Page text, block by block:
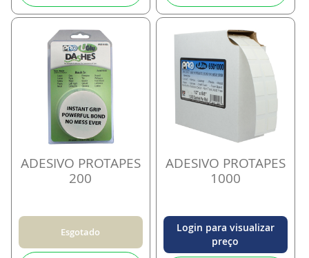
ADESIVO PROTAPES
200
Esgotado
ADESIVO PROTAPES
1000
Login para visualizar
preço